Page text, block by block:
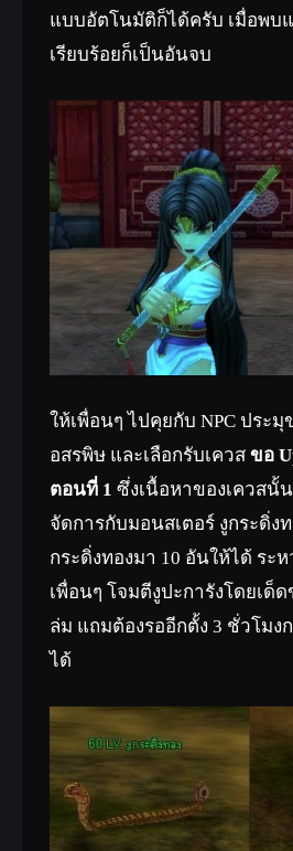
แบบอัตโนมัติก็ได้ครับ เมื่อพบแ
เรียบร้อยก็เป็นอันจบ
ให้เพื่อนๆ ไปคุยกับ NPC ประ
อสรพิษ และเลือกรับเควส ขอ
ตอนที่ 1 ซึ่งเนื้อหาของเควสนั้น
จัดการกับมอนสเตอร์ งูกระดิ่ง
กระดิ่งทองมา 10 อันให้ได้ ระ
เพื่อนๆ โจมตีงูปะการังโดยเด็
ล่ม แถมต้องรออีกตั้ง 3 ชั่วโมง
ได้